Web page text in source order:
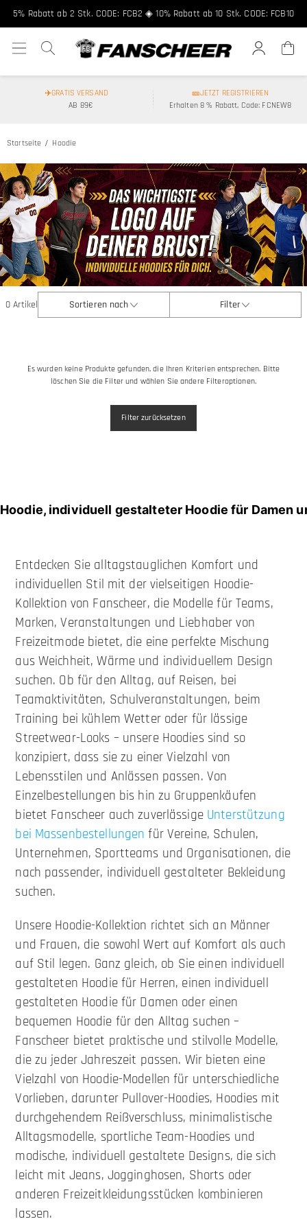
5% Rabatt ab 2 Stk. CODE: FCB2 ◈ 10% Rabatt ab 10 Stk. CODE: FCB10
✈️GRATIS VERSAND
AB 89€
🎫JETZT REGISTRIEREN
Erhalten 8 % Rabatt, Code: FCNEW8
Startseite Hoodie
0 Artikel Sortieren nach Filter
Es wurden keine Produkte gefunden, die Ihren Kriterien entsprechen. Bitte
löschen Sie die Filter und wählen Sie andere Filteroptionen.
Filter zurücksetzen
Hoodie, individuell gestalteter Hoodie für Damen
Entdecken Sie alltagstauglichen Komfort und
individuellen Stil mit der vielseitigen Hoodie-
Kollektion von Fanscheer, die Modelle für Teams,
Marken, Veranstaltungen und Liebhaber von
Freizeitmode bietet, die eine perfekte Mischung
aus Weichheit, Wärme und individuellem Design
suchen. Ob für den Alltag, auf Reisen, bei
Teamaktivitäten, Schulveranstaltungen, beim
Training bei kühlem Wetter oder für lässige
Streetwear-Looks – unsere Hoodies sind so
konzipiert, dass sie zu einer Vielzahl von
Lebensstilen und Anlässen passen. Von
Einzelbestellungen bis hin zu Gruppenkäufen
bietet Fanscheer auch zuverlässige Unterstützung
bei Massenbestellungen für Vereine, Schulen,
Unternehmen, Sportteams und Organisationen, die
nach passender, individuell gestalteter Bekleidung
suchen.
Unsere Hoodie-Kollektion richtet sich an Männer
und Frauen, die sowohl Wert auf Komfort als auch
auf Stil legen. Ganz gleich, ob Sie einen individuell
gestalteten Hoodie für Herren, einen individuell
gestalteten Hoodie für Damen oder einen
bequemen Hoodie für den Alltag suchen –
Fanscheer bietet praktische und stilvolle Modelle,
die zu jeder Jahreszeit passen. Wir bieten eine
Vielzahl von Hoodie-Modellen für unterschiedliche
Vorlieben, darunter Pullover-Hoodies, Hoodies mit
durchgehendem Reißverschluss, minimalistische
Alltagsmodelle, sportliche Team-Hoodies und
modische, individuell gestaltete Designs, die sich
leicht mit Jeans, Jogginghosen, Shorts oder
anderen Freizeitkleidungsstücken kombinieren
lassen.